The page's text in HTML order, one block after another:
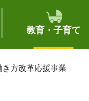
教育・子育て
方改革応援事業